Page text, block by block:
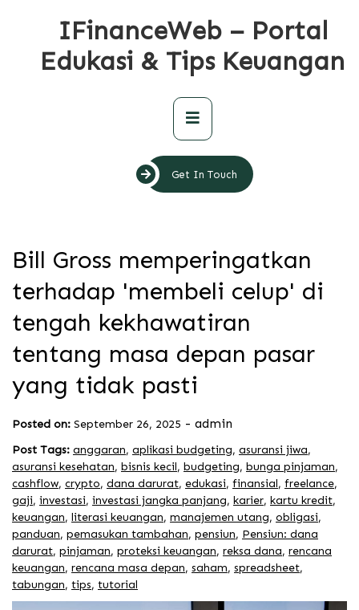
IFinanceWeb – Portal
Edukasi & Tips Keuangan
Primary
Menu
Get In Touch
Bill Gross memperingatkan
terhadap 'membeli celup' di
tengah kekhawatiran
tentang masa depan pasar
yang tidak pasti
Posted on: September 26, 2025 - admin
Post Tags: anggaran, aplikasi budgeting, asuransi jiwa,
asuransi kesehatan, bisnis kecil, budgeting, bunga pinjaman,
cashflow, crypto, dana darurat, edukasi, finansial, freelance,
gaji, investasi, investasi jangka panjang, karier, kartu kredit,
keuangan, literasi keuangan, manajemen utang, obligasi,
panduan, pemasukan tambahan, pensiun, Pensiun: dana
darurat, pinjaman, proteksi keuangan, reksa dana, rencana
keuangan, rencana masa depan, saham, spreadsheet,
tabungan, tips, tutorial